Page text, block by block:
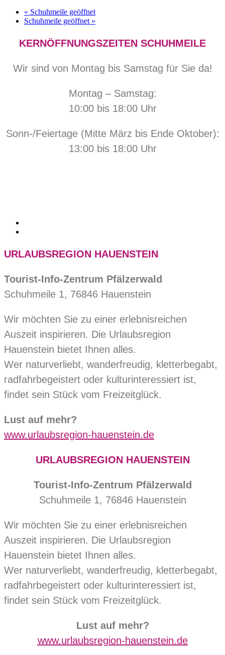
« Schuhmeile geöffnet
Schuhmeile geöffnet »
KERNÖFFNUNGSZEITEN SCHUHMEILE
Wir sind von Montag bis Samstag für Sie da!
Montag – Samstag:
10:00 bis 18:00 Uhr
Sonn-/Feiertage (Mitte März bis Ende Oktober):
13:00 bis 18:00 Uhr
URLAUBSREGION HAUENSTEIN
Tourist-Info-Zentrum Pfälzerwald
Schuhmeile 1, 76846 Hauenstein
Wir möchten Sie zu einer erlebnisreichen
Auszeit inspirieren. Die Urlaubsregion
Hauenstein bietet Ihnen alles.
Wer naturverliebt, wanderfreudig, kletterbegabt,
radfahrbegeistert oder kulturinteressiert ist,
findet sein Stück vom Freizeitglück.
Lust auf mehr?
www.urlaubsregion-hauenstein.de
URLAUBSREGION HAUENSTEIN
Tourist-Info-Zentrum Pfälzerwald
Schuhmeile 1, 76846 Hauenstein
Wir möchten Sie zu einer erlebnisreichen
Auszeit inspirieren. Die Urlaubsregion
Hauenstein bietet Ihnen alles.
Wer naturverliebt, wanderfreudig, kletterbegabt,
radfahrbegeistert oder kulturinteressiert ist,
findet sein Stück vom Freizeitglück.
Lust auf mehr?
www.urlaubsregion-hauenstein.de